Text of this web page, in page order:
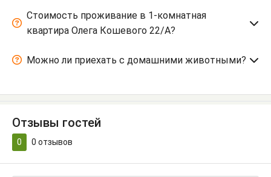
Стоимость проживание в 1-комнатная
квартира Олега Кошевого 22/А?
Можно ли приехать с домашними животными?
Отзывы гостей
0 0 отзывов